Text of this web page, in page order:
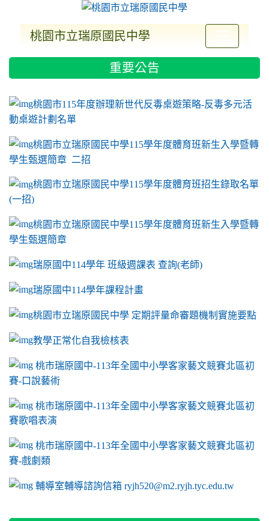
桃園市立瑞原國民中學
重要公告
link to https://sites.google.com/a/m2.ryjh.tyc.edu.tw/ryjh011/
桃園市115年度辦理新世代反毒桌遊策略-反毒多元活
動桌遊計劃名單
桃園市立瑞原國民中學115學年度體育班新生入學暨轉
學生甄選簡章 二招
桃園市立瑞原國民中學115學年度體育班招生錄取名單
(一招)
桃園市立瑞原國民中學115學年度體育班新生入學暨轉
學生甄選簡章
瑞原國中114學年 班級週課表 查詢(老師)
瑞原國中114學年課程計畫
link to https://sites.google.com/a/m2.ryjh.tyc.edu.tw/ryjh011/
桃園市立瑞原國民中學 定期評量命審題機制實施要點
link to https://sites.google.com/a/m2.ryjh.tyc.edu.tw/
教學正常化自我檢核表
link to mailto:ryjh520@m2.ryjh.tyc.edu.tw
link to mailto:ryjh520@m2.ryjh.tyc.edu.tw
ink to mailto:ryjh520@m2.ryjh.tyc.edu.tw
link to mailto:ryjh520@m2.ryjh.tyc.edu.tw
link to mailto:ryjh520@m2.ryjh.tyc.edu.tw
ink to mailto:ryjh520@m2.ryjh.tyc.edu.tw
ink to mailto:ryjh520@m2.ryjh.tyc.edu.tw
link to https://sites.google.com/a/m2.ryjh.tyc.edu.tw/ryjh011/
ink to mailto:ryjh520@m2.ryjh.tyc.edu.tw
link to https://tyc.entry.edu.tw/NoExamImitate_TL/
桃市瑞原國中-113年全國中小學客家藝文競賽北區初
賽-口說藝術
link to https://tyc.entry.edu.tw/NoExamImitate_TL/
桃市瑞原國中-113年全國中小學客家藝文競賽北區初
賽歌唱表演
link to https://tyc.entry.edu.tw/NoExamImitate_TL/
桃市瑞原國中-113年全國中小學客家藝文競賽北區初
賽-戲劇類
link to https://tyc.entry.edu.tw/NoExamImitate_TL/
輔導室輔導諮詢信箱 ryjh520@m2.ryjh.tyc.edu.tw